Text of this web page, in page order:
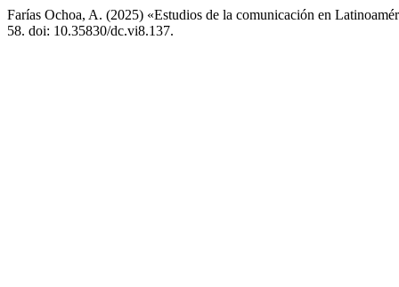
Farías Ochoa, A. (2025) «Estudios de la comunicación en
58. doi: 10.35830/dc.vi8.137.